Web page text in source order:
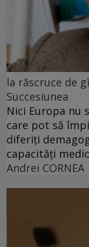
la răscruce de
Succesiunea
Nici Europa nu
care pot să
diferiți
capacități
Andrei CORNEA